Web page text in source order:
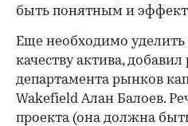
быть понятным и
Еще необходимо
качеству актива,
департамента рынков
Wakefield Алан Балоев.
проекта (она должна